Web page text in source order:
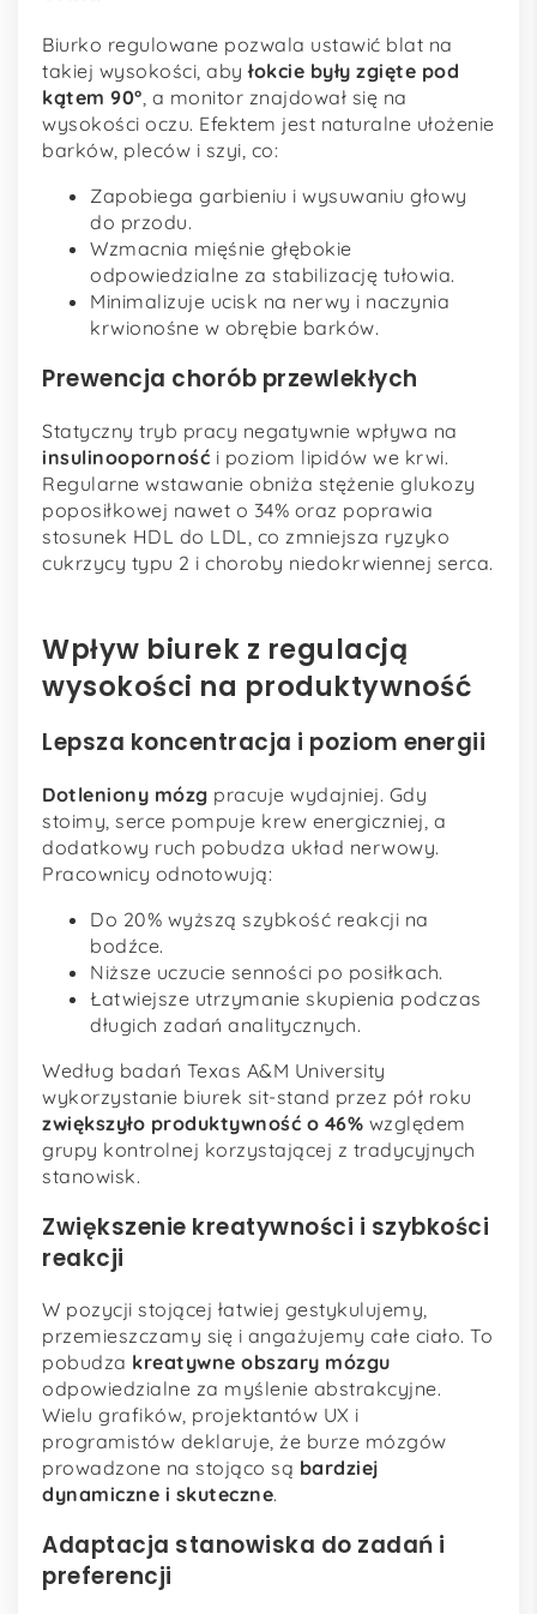
Biurko regulowane pozwala ustawić blat na
takiej wysokości, abyłokcie były zgięte pod
kątem 90°, a monitor znajdował się na
wysokości oczu. Efektem jest naturalne ułożenie
barków, pleców i szyi, co:
Zapobiega garbieniu i wysuwaniu głowy
do przodu.
Wzmacnia mięśnie głębokie
odpowiedzialne za stabilizację tułowia.
Minimalizuje ucisk na nerwy i naczynia
krwionośne w obrębie barków.
Prewencja chorób przewlekłych
Statyczny tryb pracy negatywnie wpływa na
insulinooporność i poziom lipidów we krwi.
Regularne wstawanie obniża stężenie glukozy
poposiłkowej nawet o 34% oraz poprawia
stosunek HDL do LDL, co zmniejsza ryzyko
cukrzycy typu 2 i choroby niedokrwiennej serca.
Wpływ biurek z regulacją
wysokości na produktywność
Lepsza koncentracja i poziom energii
Dotleniony mózg pracuje wydajniej. Gdy
stoimy, serce pompuje krew energiczniej, a
dodatkowy ruch pobudza układ nerwowy.
Pracownicy odnotowują:
Do 20% wyższą szybkość reakcji na
bodźce.
Niższe uczucie senności po posiłkach.
Łatwiejsze utrzymanie skupienia podczas
długich zadań analitycznych.
Według badań Texas A&M University
wykorzystanie biurek sit-stand przez pół roku
zwiększyło produktywność o 46% względem
grupy kontrolnej korzystającej z tradycyjnych
stanowisk.
Zwiększenie kreatywności i szybkości
reakcji
W pozycji stojącej łatwiej gestykulujemy,
przemieszczamy się i angażujemy całe ciało. To
pobudza kreatywne obszary mózgu
odpowiedzialne za myślenie abstrakcyjne.
Wielu grafików, projektantów UX i
programistów deklaruje, że burze mózgów
prowadzone na stojąco są bardziej
dynamiczne i skuteczne.
Adaptacja stanowiska do zadań i
preferencji